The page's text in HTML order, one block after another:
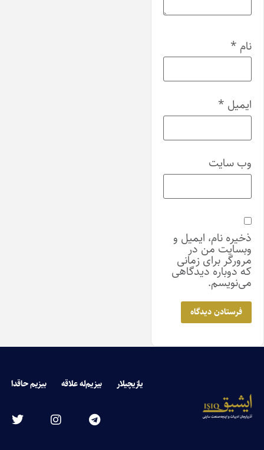
نام *
ایمیل *
وب‌ سایت
ذخیره نام، ایمیل و
وبسایت من در
مرورگر برای زمانی
که دوباره دیدگاهی
می‌نویسم.
یازیچیلار بیزیم‌له علاقه بیزیم حاقدا